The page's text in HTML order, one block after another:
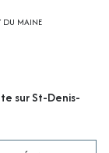
DU MAINE
sur St-Denis-